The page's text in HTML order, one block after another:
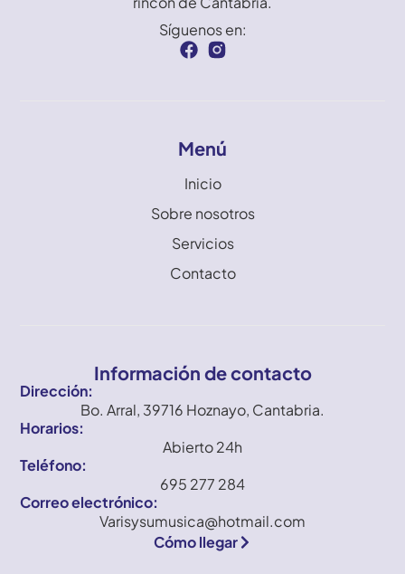
Síguenos en:
Menú
Inicio
Sobre nosotros
Servicios
Contacto
Información de contacto
Dirección:
Bo. Arral, 39716 Hoznayo, Cantabria.
Horarios:
Abierto 24h
Teléfono:
695 277 284
Correo electrónico:
Varisysumusica@hotmail.com
Cómo llegar